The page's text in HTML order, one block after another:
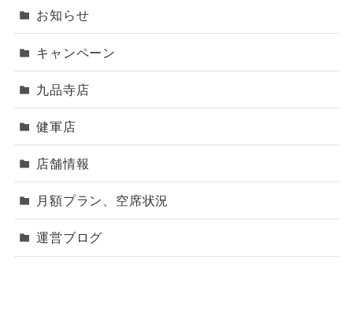
お知らせ
キャンペーン
九品寺店
健軍店
店舗情報
月額プラン、空席状況
運営ブログ